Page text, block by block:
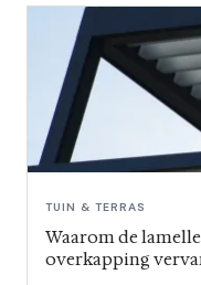
TUIN & TERRAS
Waarom de
overkapping